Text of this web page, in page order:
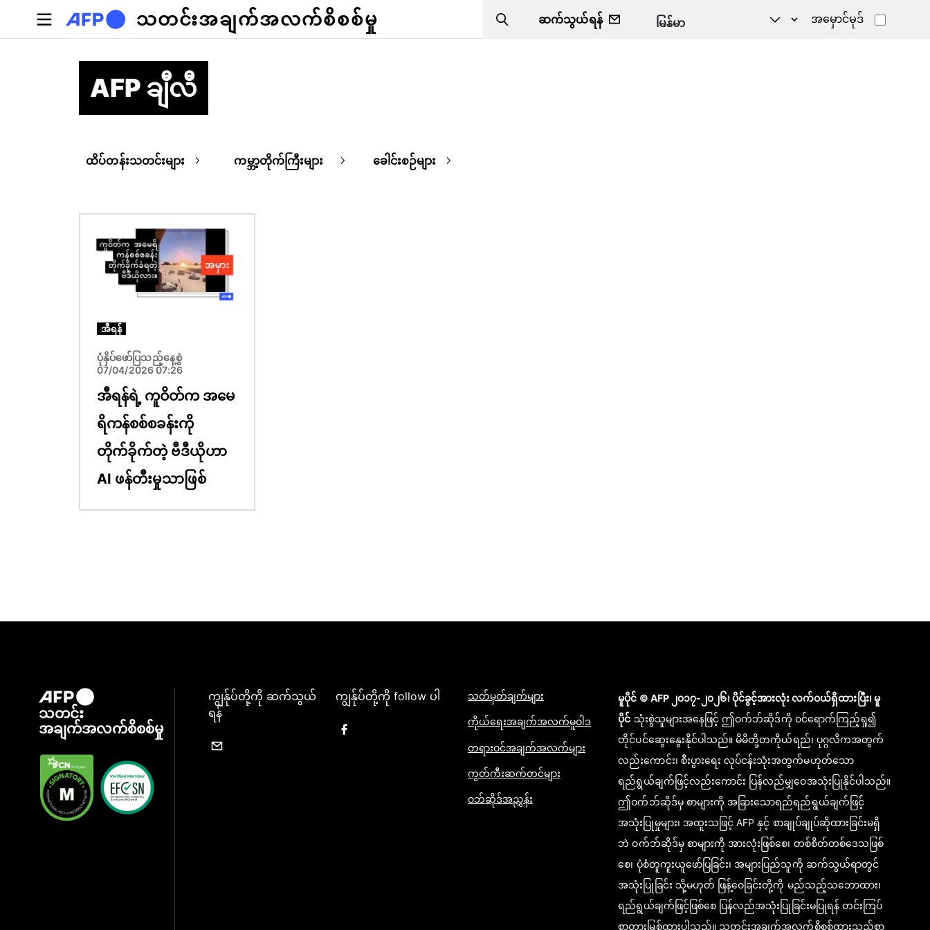
အဓိကအကြောင်းအရာသို့ သွားမည်
သတင်းအချက်အလက်စိစစ်မှု Search
ဆက်သွယ်ရန် အမှောင်မုဒ်
AFP ချီလီ
ထိပ်တန်းသတင်းများ ကမ္ဘာ့တိုက်ကြီးများ ခေါင်းစဉ်များ
အီရန်
ပုံနှိပ်ဖော်ပြသည့်နေ့စွဲ
07/04/2026 07:26
အီရန်ရဲ့ ကူဝိတ်က အမေ
ရိကန်စစ်စခန်းကို
တိုက်ခိုက်တဲ့ ဗီဒီယိုဟာ
AI ဖန်တီးမှုသာဖြစ်
သတင်း
အချက်အလက်စိစစ်မှု
ကျွန်ုပ်တို့ကို ဆက်သွယ်
ရန်
ကျွန်ုပ်တို့ကို follow ပါ သတ်မှတ်ချက်များ
ကိုယ်ရေးအချက်အလက်မူဝါဒ
တရားဝင်အချက်အလက်များ
ကွတ်ကီးဆက်တင်များ
ဝဘ်ဆိုဒ်အညွှန်း
မူပိုင် © AFP ၂၀၁၇-၂၀၂၆၊ ပိုင်ခွင့်အားလုံး လက်ဝယ်ရှိထားပြီး၊ မူ
ပိုင် သုံးစွဲသူများအနေဖြင့် ဤဝက်ဘ်ဆိုဒ်ကို ဝင်ရောက်ကြည့်ရှု၍
တိုင်ပင်ဆွေးနွေးနိုင်ပါသည်။ မိမိတို့တကိုယ်ရည်၊ ပုဂ္ဂလိကအတွက်
လည်းကောင်း၊ စီးပွားရေး လုပ်ငန်းသုံးအတွက်မဟုတ်သော
ရည်ရွယ်ချက်ဖြင့်လည်းကောင်း ပြန်လည်မျှဝေအသုံးပြုနိုင်ပါသည်။
ဤဝက်ဘ်ဆိုဒ်မှ စာများကို အခြားသောရည်ရည်ရွယ်ချက်ဖြင့်
အသုံးပြုမှုများ၊ အထူးသဖြင့် AFP နှင့် စာချုပ်ချုပ်ဆိုထားခြင်းမရှိ
ဘဲ ဝက်ဘ်ဆိုဒ်မှ စာများကို အားလုံးဖြစ်စေ၊ တစ်စိတ်တစ်ဒေသဖြစ်
စေ၊ ပုံစံတူကူးယူဖော်ပြခြင်း၊ အများပြည်သူကို ဆက်သွယ်ရာတွင်
အသုံးပြုခြင်း သို့မဟုတ် ဖြန့်ဝေခြင်းတို့ကို မည်သည့်သဘောထား၊
ရည်ရွယ်ချက်ဖြင့်ဖြစ်စေ ပြန်လည်အသုံးပြုခြင်းမပြုရန် တင်းကြပ်
စွာတားမြစ်ထားပါသည်။ သတင်းအချက်အလက်စိစစ်ထားသည့်စာ